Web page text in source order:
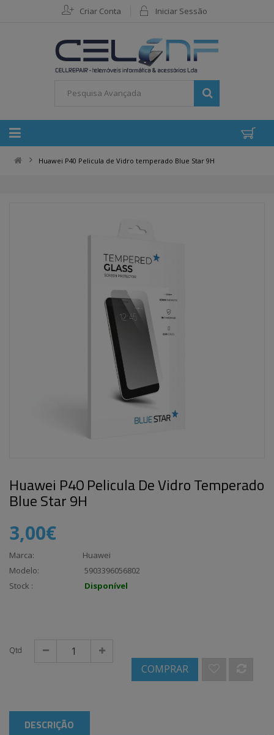
Criar Conta Iniciar Sessão
Huawei P40 Pelicula de Vidro temperado Blue Star 9H
Huawei P40 Pelicula De Vidro Temperado
Blue Star 9H
3,00€
Marca:
Huawei
Modelo:
5903396056802
Stock :
Disponível
Qtd
COMPRAR
DESCRIÇÃO